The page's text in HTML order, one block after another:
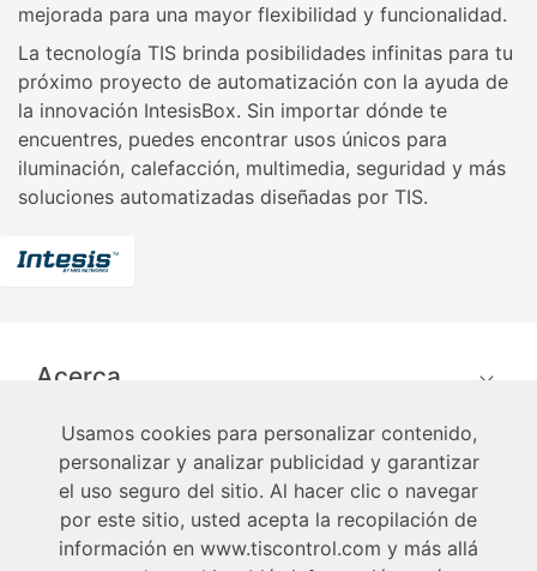
mejorada para una mayor flexibilidad y funcionalidad.
La tecnología TIS brinda posibilidades infinitas para tu
próximo proyecto de automatización con la ayuda de
la innovación IntesisBox. Sin importar dónde te
encuentres, puedes encontrar usos únicos para
iluminación, calefacción, multimedia, seguridad y más
soluciones automatizadas diseñadas por TIS.
Acerca
Técnico
Usuario
Usamos cookies para personalizar contenido,
personalizar y analizar publicidad y garantizar
el uso seguro del sitio. Al hacer clic o navegar
por este sitio, usted acepta la recopilación de
información en www.tiscontrol.com y más allá